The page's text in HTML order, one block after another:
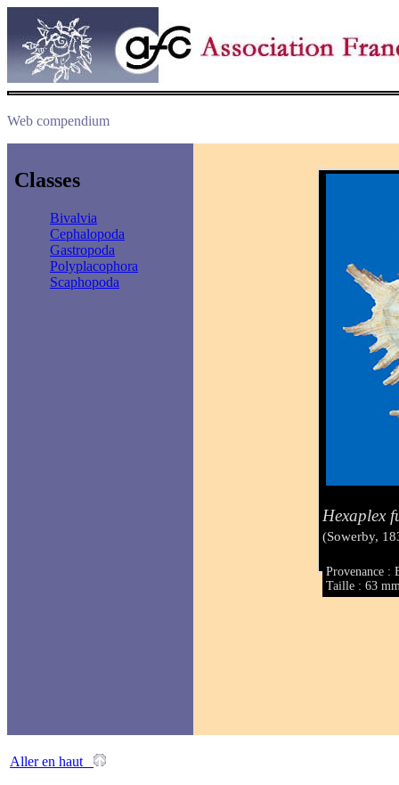
Web compendium
Classes
Bivalvia
Cephalopoda
Gastropoda
Polyplacophora
Scaphopoda
Hexaplex
(Sowerby,
Provenance :
Taille : 63
Aller en haut